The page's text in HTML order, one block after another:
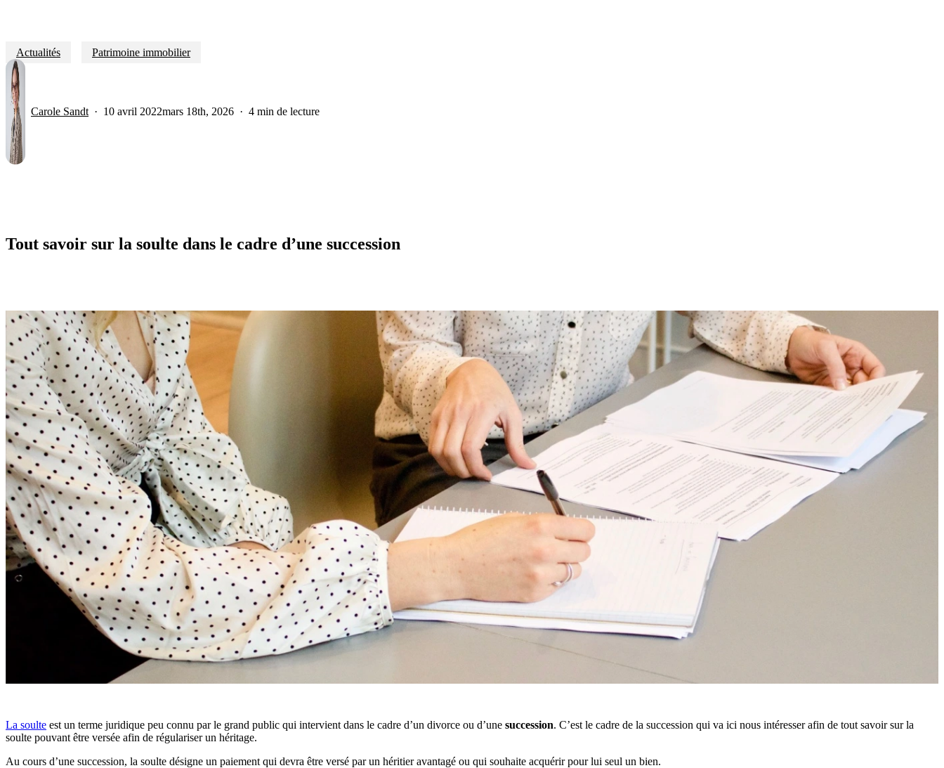
Actualités Patrimoine immobilier
Carole Sandt 10 avril 2022mars 18th, 2026 4 min de lecture
Tout savoir sur la soulte dans le cadre d’une succession
La soulte est un terme juridique peu connu par le grand public qui intervient dans le cadre d’un divorce ou d’une succession. C’est le cadre de la succession qui va ici nous intéresser afin de tout savoir sur la
soulte pouvant être versée afin de régulariser un héritage.
Au cours d’une succession, la soulte désigne un paiement qui devra être versé par un héritier avantagé ou qui souhaite acquérir pour lui seul un bien.